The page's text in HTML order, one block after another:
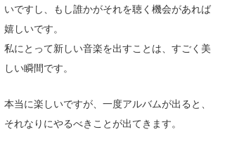
いですし、もし誰かがそれを聴く機会があれば
嬉しいです。
私にとって新しい音楽を出すことは、すごく美
しい瞬間です。
本当に楽しいですが、一度アルバムが出ると、
それなりにやるべきことが出てきます。